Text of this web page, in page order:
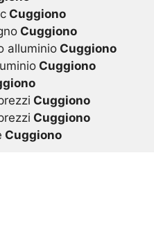
Cuggiono
Cuggiono
alluminioCuggiono
Cuggiono
Cuggiono
Cuggiono
Cuggiono